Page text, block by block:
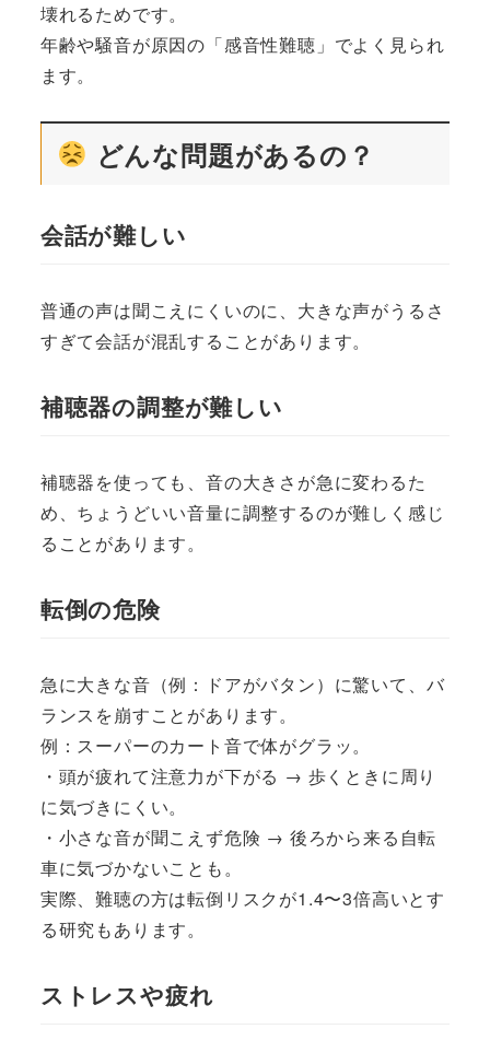
壊れるためです。
年齢や騒音が原因の「感音性難聴」でよく見られ
ます。
どんな問題があるの？
会話が難しい
普通の声は聞こえにくいのに、大きな声がうるさ
すぎて会話が混乱することがあります。
補聴器の調整が難しい
補聴器を使っても、音の大きさが急に変わるた
め、ちょうどいい音量に調整するのが難しく感じ
ることがあります。
転倒の危険
急に大きな音（例：ドアがバタン）に驚いて、バ
ランスを崩すことがあります。
例：スーパーのカート音で体がグラッ。
・頭が疲れて注意力が下がる → 歩くときに周り
に気づきにくい。
・小さな音が聞こえず危険 → 後ろから来る自転
車に気づかないことも。
実際、難聴の方は転倒リスクが1.4〜3倍高いとす
る研究もあります。
ストレスや疲れ